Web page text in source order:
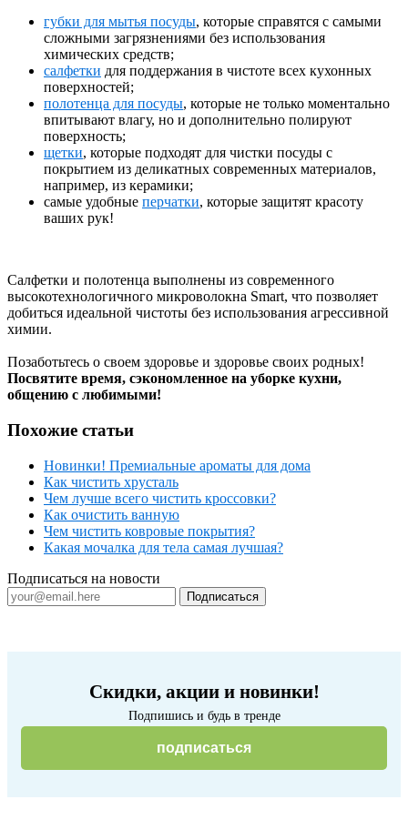
губки для мытья посуды, которые справятся с самыми
сложными загрязнениями без использования
химических средств;
салфетки для поддержания в чистоте всех кухонных
поверхностей;
полотенца для посуды, которые не только моментально
впитывают влагу, но и дополнительно полируют
поверхность;
щетки, которые подходят для чистки посуды с
покрытием из деликатных современных материалов,
например, из керамики;
самые удобные перчатки, которые защитят красоту
ваших рук!
Салфетки и полотенца выполнены из современного
высокотехнологичного микроволокна Smart, что позволяет
добиться идеальной чистоты без использования агрессивной
химии.
Позаботьтесь о своем здоровье и здоровье своих родных!
Посвятите время, сэкономленное на уборке кухни,
общению с любимыми!
Похожие статьи
Новинки! Премиальные ароматы для дома
Как чистить хрусталь
Чем лучше всего чистить кроссовки?
Как очистить ванную
Чем чистить ковровые покрытия?
Какая мочалка для тела самая лучшая?
Подписаться на новости
Скидки, акции и новинки!
Подпишись и будь в тренде
подписаться